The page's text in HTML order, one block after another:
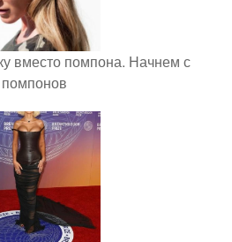
вместо помпона. Начнем с
помпонов